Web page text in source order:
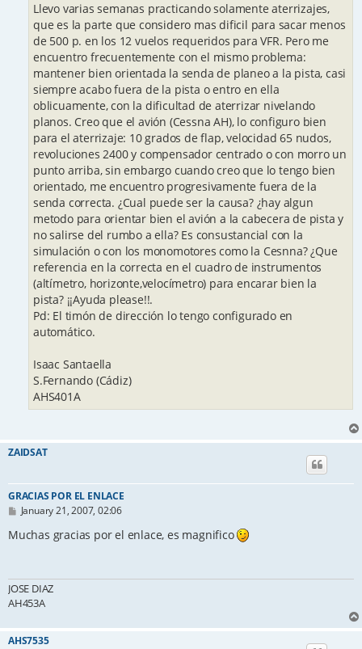
Llevo varias semanas practicando solamente aterrizajes,
que es la parte que considero mas dificil para sacar menos
de 500 p. en los 12 vuelos requeridos para VFR. Pero me
encuentro frecuentemente con el mismo problema:
mantener bien orientada la senda de planeo a la pista, casi
siempre acabo fuera de la pista o entro en ella
oblicuamente, con la dificultad de aterrizar nivelando
planos. Creo que el avión (Cessna AH), lo configuro bien
para el aterrizaje: 10 grados de flap, velocidad 65 nudos,
revoluciones 2400 y compensador centrado o con morro un
punto arriba, sin embargo cuando creo que lo tengo bien
orientado, me encuentro progresivamente fuera de la
senda correcta. ¿Cual puede ser la causa? ¿hay algun
metodo para orientar bien el avión a la cabecera de pista y
no salirse del rumbo a ella? Es consustancial con la
simulación o con los monomotores como la Cesnna? ¿Que
referencia en la correcta en el cuadro de instrumentos
(altímetro, horizonte,velocímetro) para encarar bien la
pista? ¡¡Ayuda please!!.
Pd: El timón de dirección lo tengo configurado en
automático.
Isaac Santaella
S.Fernando (Cádiz)
AHS401A
ZAIDSAT
GRACIAS POR EL ENLACE
P
s
t
January 21, 2007, 02:06
Muchas gracias por el enlace, es magnifico
JOSE DIAZ
AH453A
AHS7535